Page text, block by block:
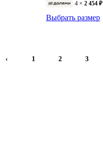
4 × 2 454 ₽
Выбрать размер
‹ 1 2 3